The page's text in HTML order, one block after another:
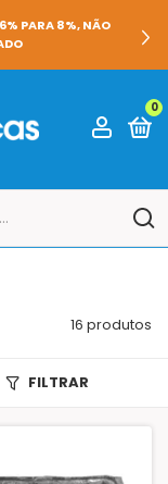
PARA 8%, NÃO
0
16 produtos
FILTRAR